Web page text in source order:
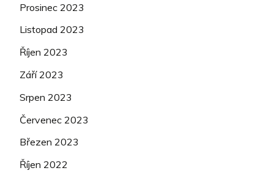
Prosinec 2023
Listopad 2023
Říjen 2023
Září 2023
Srpen 2023
Červenec 2023
Březen 2023
Říjen 2022